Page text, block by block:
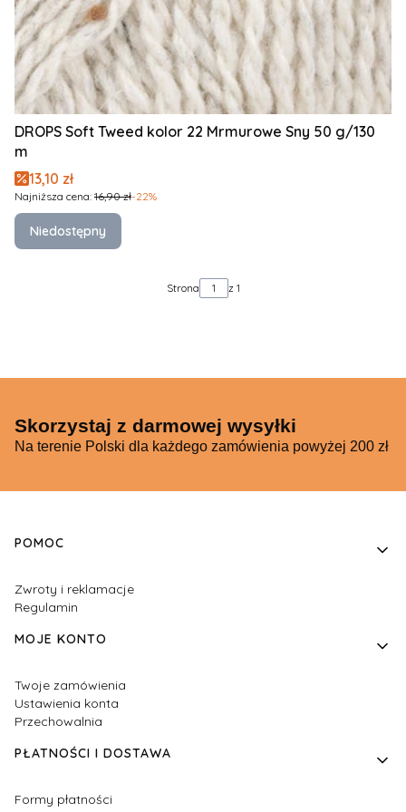
DROPS Soft Tweed kolor 22 Mrmurowe Sny 50 g/130
m
Cena promocyjna
13,10 zł
Najniższa cena: 16,90 zł-22%
Niedostępny
Strona z 1
Skorzystaj z darmowej wysyłki
Na terenie Polski dla każdego zamówienia powyżej 200 zł
Linki w stopce
POMOC
Zwroty i reklamacje
Regulamin
MOJE KONTO
Twoje zamówienia
Ustawienia konta
Przechowalnia
PŁATNOŚCI I DOSTAWA
Formy płatności